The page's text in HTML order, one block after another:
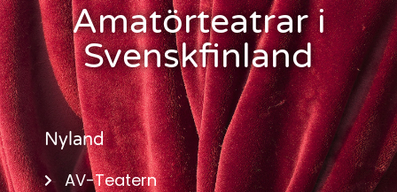
Amatörteatrar i
Svenskfinland
Nyland
AV-Teatern